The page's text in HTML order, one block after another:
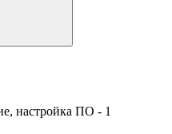
настройка ПО - 1